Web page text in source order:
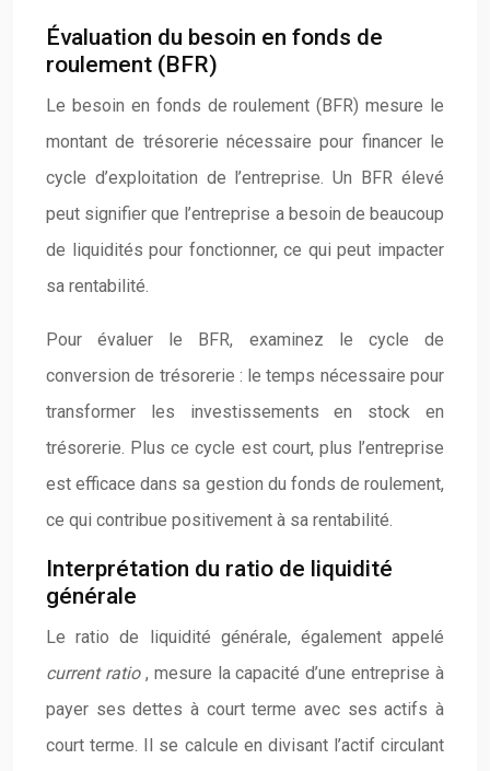
Évaluation du besoin en fonds de
roulement (BFR)
Le besoin en fonds de roulement (BFR) mesure le
montant de trésorerie nécessaire pour financer le
cycle d’exploitation de l’entreprise. Un BFR élevé
peut signifier que l’entreprise a besoin de beaucoup
de liquidités pour fonctionner, ce qui peut impacter
sa rentabilité.
Pour évaluer le BFR, examinez le cycle de
conversion de trésorerie : le temps nécessaire pour
transformer les investissements en stock en
trésorerie. Plus ce cycle est court, plus l’entreprise
est efficace dans sa gestion du fonds de roulement,
ce qui contribue positivement à sa rentabilité.
Interprétation du ratio de liquidité
générale
Le ratio de liquidité générale, également appelé
current ratio , mesure la capacité d’une entreprise à
payer ses dettes à court terme avec ses actifs à
court terme. Il se calcule en divisant l’actif circulant